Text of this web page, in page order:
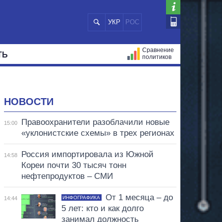
УКР РОС
Сравнение
политиков
НОВОСТИ
15:00
Правоохранители разоблачили новые
«уклонистские схемы» в трех регионах
14:58
Россия импортировала из Южной
Кореи почти 30 тысяч тонн
нефтепродуктов – СМИ
14:44 ИНФОГРАФИКА
От 1 месяца – до
5 лет: кто и как долго
занимал должность